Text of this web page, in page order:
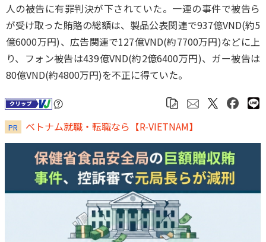
人の被告に有罪判決が下されていた。一連の事件で被告ら
が受け取った賄賂の総額は、製品公表関連で937億VND(約5
億6000万円)、広告関連で127億VND(約7700万円)などに上
り、フォン被告は439億VND(約2億6400万円)、ガー被告は
80億VND(約4800万円)を不正に得ていた。
PR ベトナム就職・転職なら【R-VIETNAM】